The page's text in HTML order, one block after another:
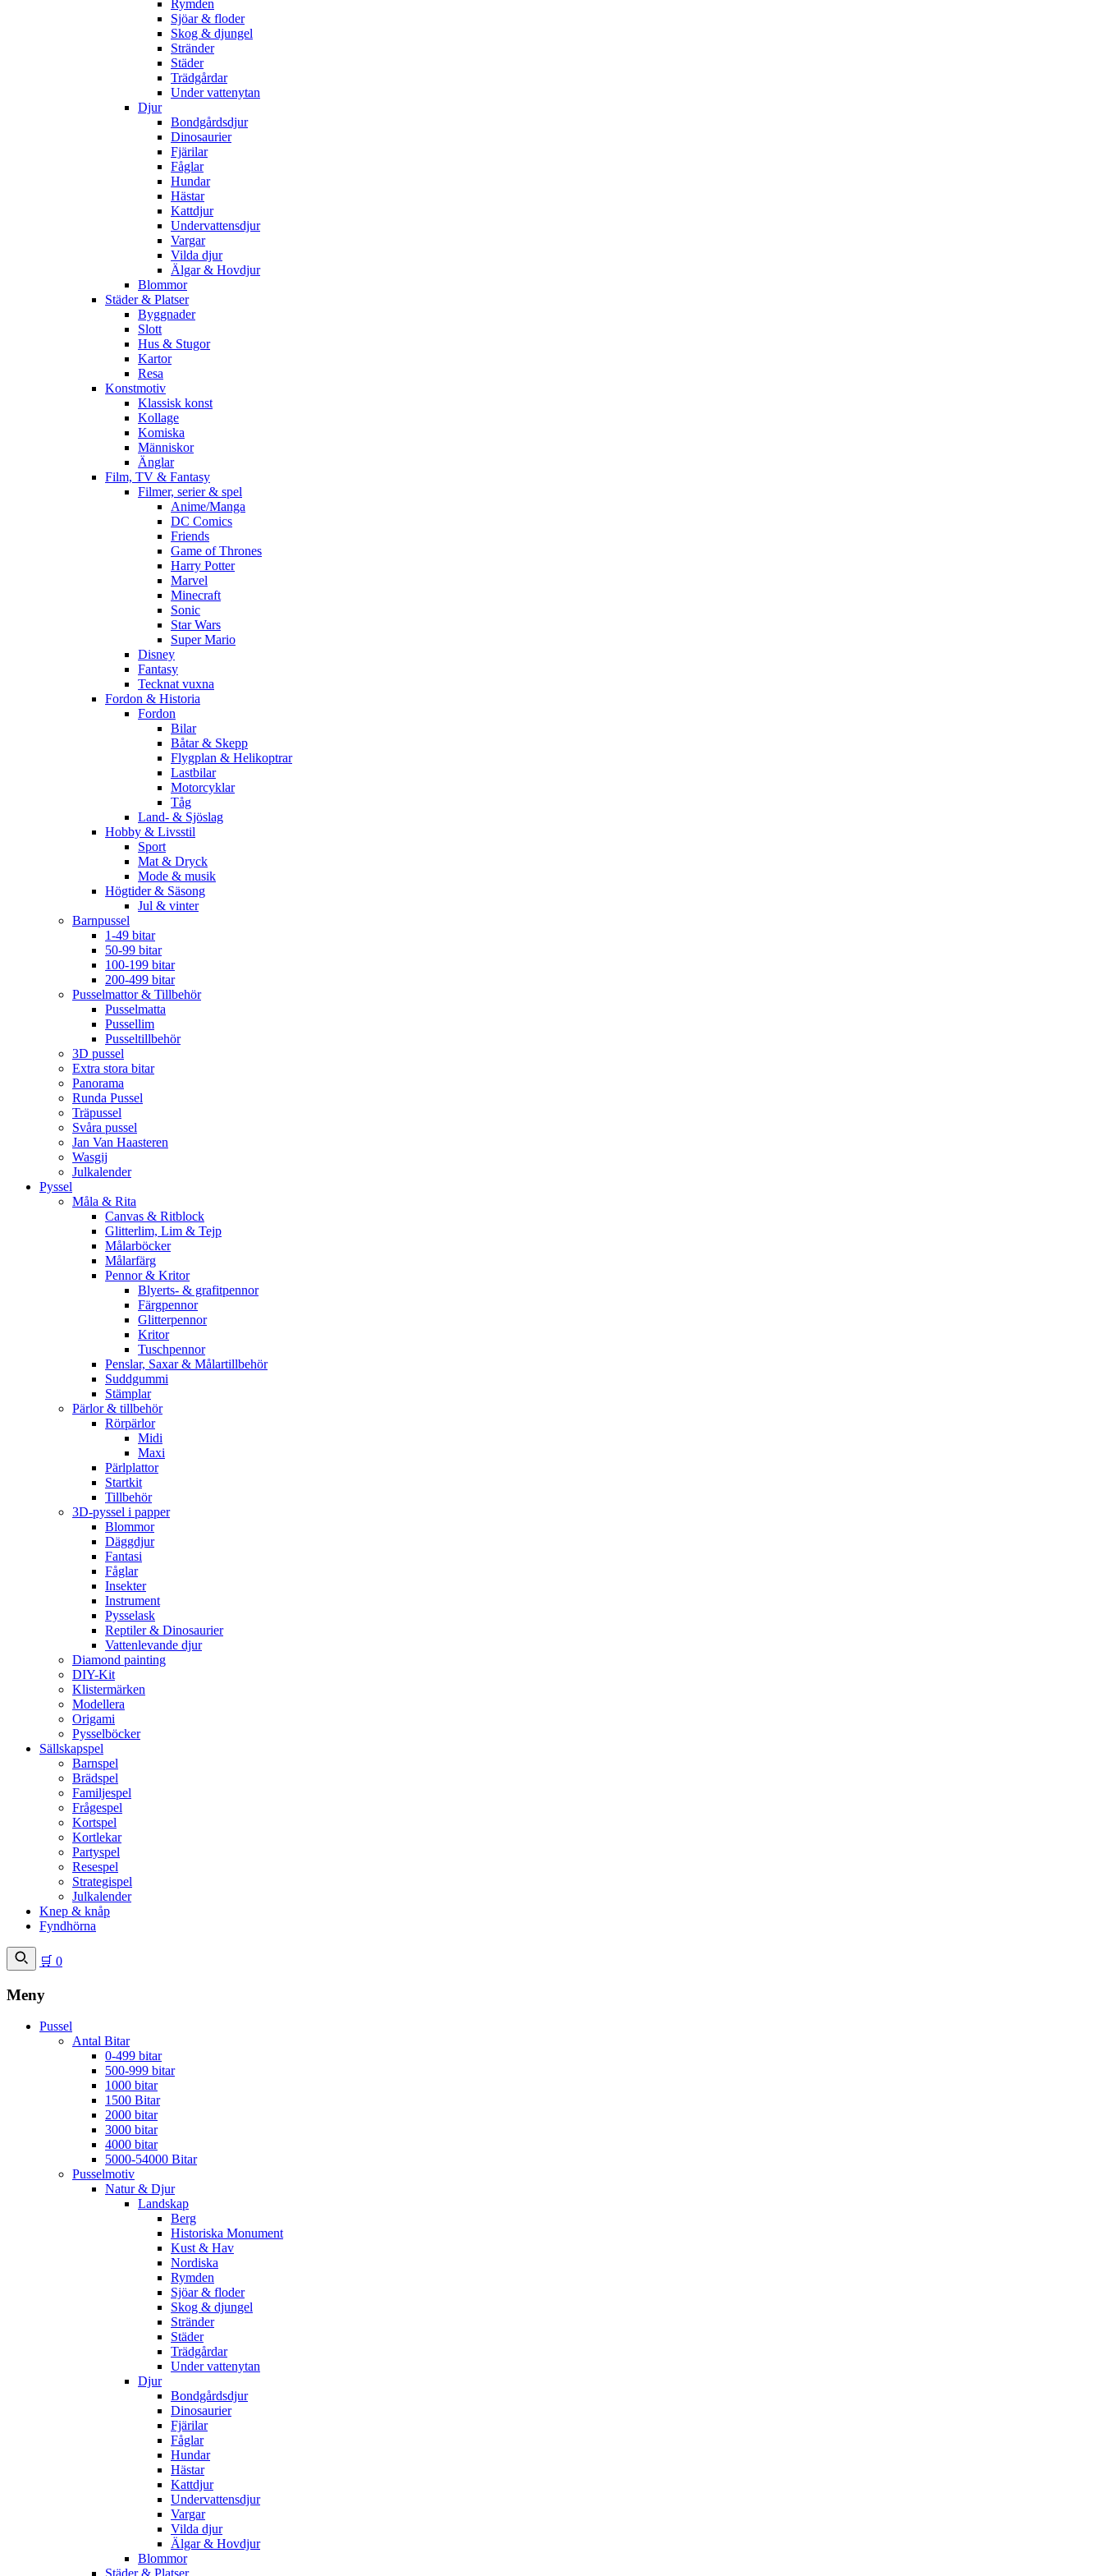
Rymden
Sjöar & floder
Skog & djungel
Stränder
Städer
Trädgårdar
Under vattenytan
Djur
Bondgårdsdjur
Dinosaurier
Fjärilar
Fåglar
Hundar
Hästar
Kattdjur
Undervattensdjur
Vargar
Vilda djur
Älgar & Hovdjur
Blommor
Städer & Platser
Byggnader
Slott
Hus & Stugor
Kartor
Resa
Konstmotiv
Klassisk konst
Kollage
Komiska
Människor
Änglar
Film, TV & Fantasy
Filmer, serier & spel
Anime/Manga
DC Comics
Friends
Game of Thrones
Harry Potter
Marvel
Minecraft
Sonic
Star Wars
Super Mario
Disney
Fantasy
Tecknat vuxna
Fordon & Historia
Fordon
Bilar
Båtar & Skepp
Flygplan & Helikoptrar
Lastbilar
Motorcyklar
Tåg
Land- & Sjöslag
Hobby & Livsstil
Sport
Mat & Dryck
Mode & musik
Högtider & Säsong
Jul & vinter
Barnpussel
1-49 bitar
50-99 bitar
100-199 bitar
200-499 bitar
Pusselmattor & Tillbehör
Pusselmatta
Pussellim
Pusseltillbehör
3D pussel
Extra stora bitar
Panorama
Runda Pussel
Träpussel
Svåra pussel
Jan Van Haasteren
Wasgij
Julkalender
Pyssel
Måla & Rita
Canvas & Ritblock
Glitterlim, Lim & Tejp
Målarböcker
Målarfärg
Pennor & Kritor
Blyerts- & grafitpennor
Färgpennor
Glitterpennor
Kritor
Tuschpennor
Penslar, Saxar & Målartillbehör
Suddgummi
Stämplar
Pärlor & tillbehör
Rörpärlor
Midi
Maxi
Pärlplattor
Startkit
Tillbehör
3D-pyssel i papper
Blommor
Däggdjur
Fantasi
Fåglar
Insekter
Instrument
Pysselask
Reptiler & Dinosaurier
Vattenlevande djur
Diamond painting
DIY-Kit
Klistermärken
Modellera
Origami
Pysselböcker
Sällskapspel
Barnspel
Brädspel
Familjespel
Frågespel
Kortspel
Kortlekar
Partyspel
Resespel
Strategispel
Julkalender
Knep & knåp
Fyndhörna
🛒 0
Meny
Pussel
Antal Bitar
0-499 bitar
500-999 bitar
1000 bitar
1500 Bitar
2000 bitar
3000 bitar
4000 bitar
5000-54000 Bitar
Pusselmotiv
Natur & Djur
Landskap
Berg
Historiska Monument
Kust & Hav
Nordiska
Rymden
Sjöar & floder
Skog & djungel
Stränder
Städer
Trädgårdar
Under vattenytan
Djur
Bondgårdsdjur
Dinosaurier
Fjärilar
Fåglar
Hundar
Hästar
Kattdjur
Undervattensdjur
Vargar
Vilda djur
Älgar & Hovdjur
Blommor